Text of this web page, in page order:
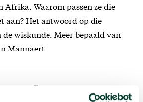
Afrika. Waarom passen ze die
aan? Het antwoord op die
wiskunde. Meer bepaald van
Mannaert.